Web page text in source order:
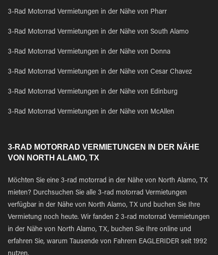
3-Rad Motorrad Vermietungen in der Nähe von Pharr
3-Rad Motorrad Vermietungen in der Nähe von South Alamo
3-Rad Motorrad Vermietungen in der Nähe von Donna
3-Rad Motorrad Vermietungen in der Nähe von Cesar Chavez
3-Rad Motorrad Vermietungen in der Nähe von Edinburg
3-Rad Motorrad Vermietungen in der Nähe von McAllen
3-RAD MOTORRAD VERMIETUNGEN IN DER NÄHE
VON NORTH ALAMO, TX
Möchten Sie eine 3-rad motorrad in der Nähe von North Alamo, TX
mieten? Durchsuchen Sie alle 3-rad motorrad Vermietungen
verfügbar in der Nähe von North Alamo, TX und buchen Sie Ihre
Vermietung noch heute. Wir fanden 2 3-rad motorrad Vermietungen
in der Nähe von North Alamo, TX, buchen Sie Ihre online und
erfahren Sie, warum Tausende von Fahrern EAGLERIDER seit 1992